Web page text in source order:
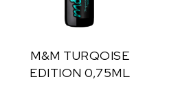
M&M TURQOISE
EDITION 0,75ML